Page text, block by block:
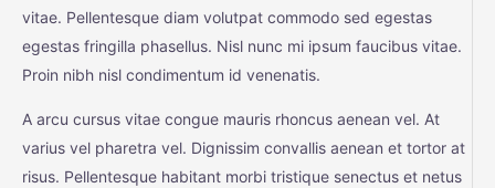
vitae. Pellentesque diam volutpat commodo sed egestas
egestas fringilla phasellus. Nisl nunc mi ipsum faucibus vitae.
Proin nibh nisl condimentum id venenatis.
A arcu cursus vitae congue mauris rhoncus aenean vel. At
varius vel pharetra vel. Dignissim convallis aenean et tortor at
risus. Pellentesque habitant morbi tristique senectus et netus